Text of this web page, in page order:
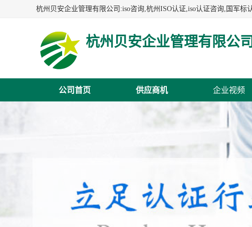
杭州贝安企业管理有限公司
公司首页 供应商机 企业视频